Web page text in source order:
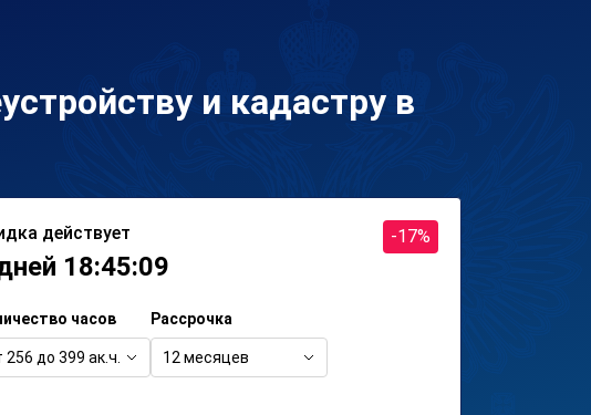
и кадастру в
действует
18:45:09
-17%
часов
256 до 399 ак.ч.
Рассрочка
12 месяцев